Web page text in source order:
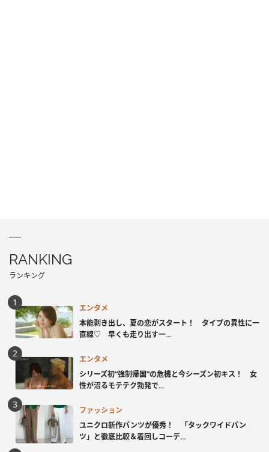
RANKING
ランキング
エンタメ
本能剥き出し、夏の恋がスタート！ タイプの異性に一
直線♡ 早くも走り出す一...
エンタメ
シリーズ初“強制帰国”の危機と今シーズン初キス！ 女
性が沼るモテテク勃発で...
ファッション
ユニクロ新作パンツが優秀！ 「タックワイドパン
ツ」と徹底比較＆着回しコーデ...